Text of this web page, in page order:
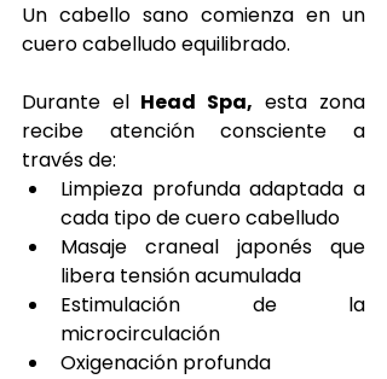
Un cabello sano comienza en un
cuero cabelludo equilibrado.
Durante el Head Spa, esta zona
recibe atención consciente a
través de:
Limpieza profunda adaptada a
cada tipo de cuero cabelludo
Masaje craneal japonés que
libera tensión acumulada
Estimulación de la
microcirculación
Oxigenación profunda